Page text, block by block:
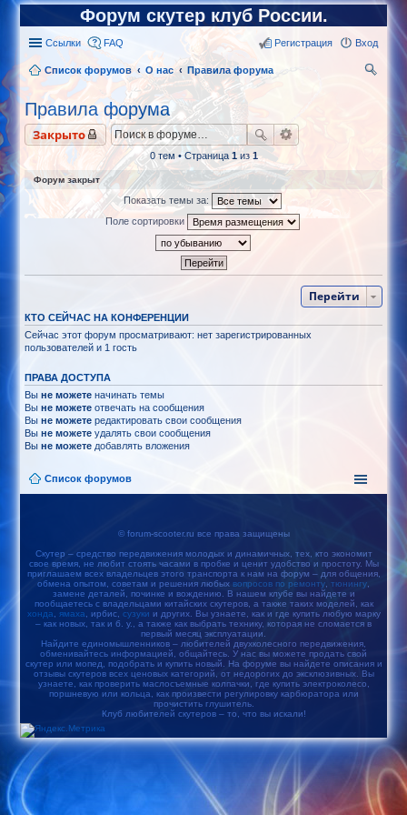
Форум скутер клуб России.
Ссылки FAQ Вход
Регистрация
Список форумов О нас
Правила форума
Правила форума
Закрыто
0 тем • Страница 1из 1
Форум закрыт
Показать темы за:
Поле сортировки
Перейти
КТО СЕЙЧАС НА КОНФЕРЕНЦИИ
Сейчас этот форум просматривают: нет зарегистрированных
пользователей и 1 гость
ПРАВА ДОСТУПА
Выне можете начинать темы
Выне можете отвечать на сообщения
Выне можете редактировать свои сообщения
Выне можете удалять свои сообщения
Выне можете добавлять вложения
Список форумов
© forum-scooter.ru все права защищены
Скутер – средство передвижения молодых и динамичных, тех, кто экономит
свое время, не любит стоять часами в пробке и ценит удобство и простоту. Мы
приглашаем всех владельцев этого транспорта к нам на форум – для общения,
обмена опытом, советам и решения любых вопросов по ремонту тюнингу
замене деталей, починке и вождению. В нашем клубе вы найдете и
пообщаетесь с владельцами китайских скутеров, а также таких моделей, как
хонда
ямаха , ирбис, сузуки и других. Вы узнаете, как и где купить любую марку
– как новых, так и б. у., а также как выбрать технику, которая не сломается в
первый месяц эксплуатации.
Найдите единомышленников – любителей двухколесного передвижения,
обменивайтесь информацией, общайтесь. У нас вы можете продать свой
скутер или мопед, подобрать и купить новый. На форуме вы найдете описания и
отзывы скутеров всех ценовых категорий, от недорогих до эксклюзивных. Вы
узнаете, как проверить маслосъемные колпачки, где купить электроколесо,
поршневую или кольца, как произвести регулировку карбюратора или
прочистить глушитель.
Клуб любителей скутеров – то, что вы искали!